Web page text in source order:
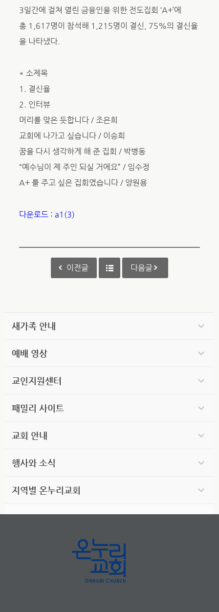
3일간에 걸쳐 열린 금융인을 위한 전도집회 ‘A+’에
총 1,617명이 참석해 1,215명이 결신, 75%의 결신율
을 나타냈다.
* 소제목
1. 결신율
2. 인터뷰
머리를 맞은 듯합니다 / 조은희
교회에 나가고 싶습니다 / 이승희
꿈을 다시 생각하게 해 준 집회 / 박병동
“예수님이 제 주인 되실 거에요” / 임수정
A+ 를 주고 싶은 집회였습니다 / 양원용
다운로드 : a1(3)
이전글 다음글
새가족 안내
예배 영상
교인지원센터
패밀리 사이트
교회 안내
행사와 소식
지역별 온누리교회